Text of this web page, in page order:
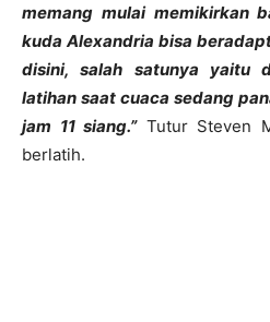
memang mulai memikirkan
kuda Alexandria bisa
disini, salah satunya yaitu
latihan saat cuaca sedang
jam 11 siang.” Tutur Steven
berlatih.